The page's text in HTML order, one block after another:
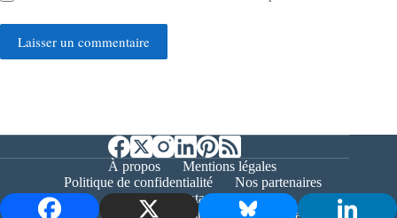
Laisser un commentaire
À propos
Mentions légales
Politique de confidentialité
Nos partenaires
Contact
Copyright © 2026 - Bernieshoot.fr Journal Web